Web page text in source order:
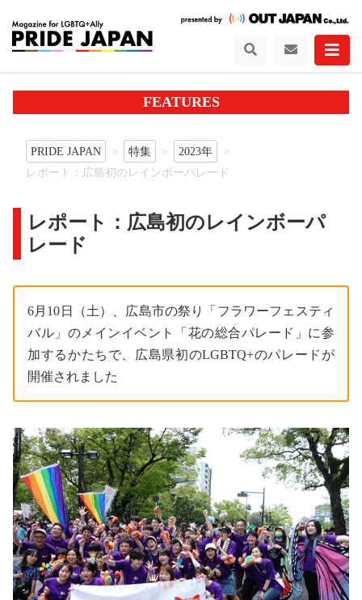
FEATURES
PRIDE JAPAN 特集
2023年
レポート：広島初のレインボーパレード
レポート：広島初のレインボーパ
レード
6月10日（土）、広島市の祭り「フラワーフェスティ
バル」のメインイベント「花の総合パレード」に参
加するかたちで、広島県初のLGBTQ+のパレードが
開催されました